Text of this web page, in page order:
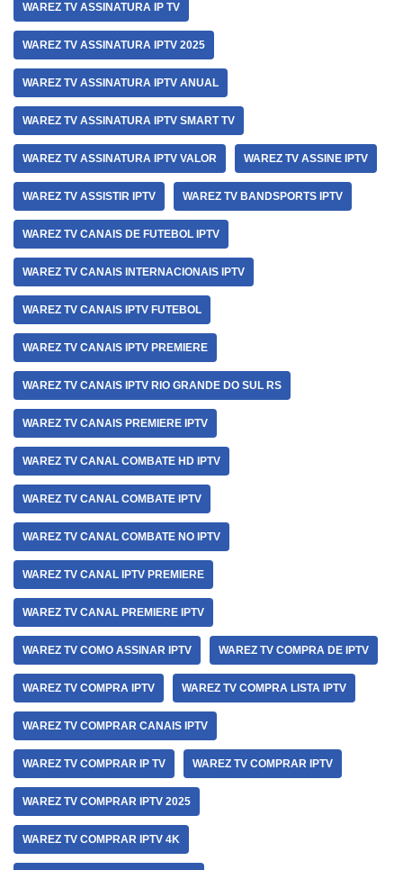
WAREZ TV ASSINATURA IP TV
WAREZ TV ASSINATURA IPTV 2025
WAREZ TV ASSINATURA IPTV ANUAL
WAREZ TV ASSINATURA IPTV SMART TV
WAREZ TV ASSINATURA IPTV VALOR WAREZ TV ASSINE IPTV
WAREZ TV ASSISTIR IPTV WAREZ TV BANDSPORTS IPTV
WAREZ TV CANAIS DE FUTEBOL IPTV
WAREZ TV CANAIS INTERNACIONAIS IPTV
WAREZ TV CANAIS IPTV FUTEBOL
WAREZ TV CANAIS IPTV PREMIERE
WAREZ TV CANAIS IPTV RIO GRANDE DO SUL RS
WAREZ TV CANAIS PREMIERE IPTV
WAREZ TV CANAL COMBATE HD IPTV
WAREZ TV CANAL COMBATE IPTV
WAREZ TV CANAL COMBATE NO IPTV
WAREZ TV CANAL IPTV PREMIERE
WAREZ TV CANAL PREMIERE IPTV
WAREZ TV COMO ASSINAR IPTV WAREZ TV COMPRA DE IPTV
WAREZ TV COMPRA IPTV WAREZ TV COMPRA LISTA IPTV
WAREZ TV COMPRAR CANAIS IPTV
WAREZ TV COMPRAR IP TV WAREZ TV COMPRAR IPTV
WAREZ TV COMPRAR IPTV 2025
WAREZ TV COMPRAR IPTV 4K